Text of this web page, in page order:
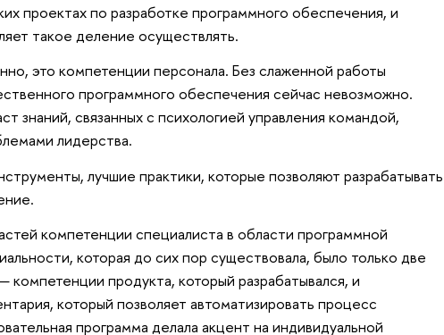
проектах по разработке программного обеспечения, и
такое деление осуществлять.
это компетенции персонала. Без слаженной работы
программного обеспечения сейчас невозможно.
знаний, связанных с психологией управления командой,
лидерства.
лучшие практики, которые позволяют разрабатывать
компетенции специалиста в области программной
которая до сих пор существовала, было только две
продукта, который разрабатывался, и
который позволяет автоматизировать процесс
программа делала акцент на индивидуальной